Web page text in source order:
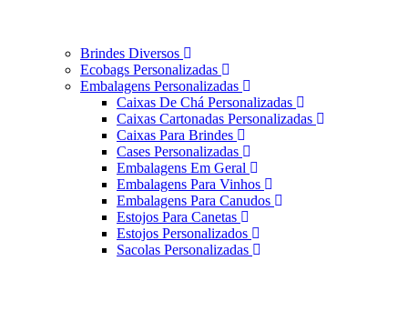
Brindes Diversos
Ecobags Personalizadas
Embalagens Personalizadas
Caixas De Chá Personalizadas
Caixas Cartonadas Personalizadas
Caixas Para Brindes
Cases Personalizadas
Embalagens Em Geral
Embalagens Para Vinhos
Embalagens Para Canudos
Estojos Para Canetas
Estojos Personalizados
Sacolas Personalizadas